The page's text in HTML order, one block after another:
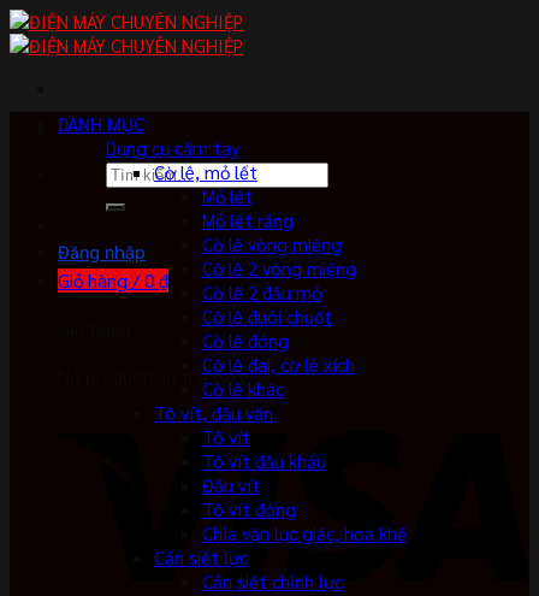
Skip
to
Tìm
kiếm:
Đăng nhập
Giỏ hàng /0 ₫
No products in the cart.
DANH MỤC
Dụng cụ cầm tay
Cờ lê, mỏ lết
Mỏ lết
Mỏ lết răng
Cờ lê vòng miệng
Cờ lê 2 vòng miệng
Cờ lê 2 đầu mở
Cờ lê đuôi chuột
Cờ lê đóng
Cờ lê đai, cờ lê xích
Cờ lê khác
Tô vít, đầu vặn
Tô vít
Tô vít đầu khẩu
Đầu vít
Tô vít đóng
Chìa vặn lục giác, hoa khế
Cần siết lực
Cần siết chỉnh lực